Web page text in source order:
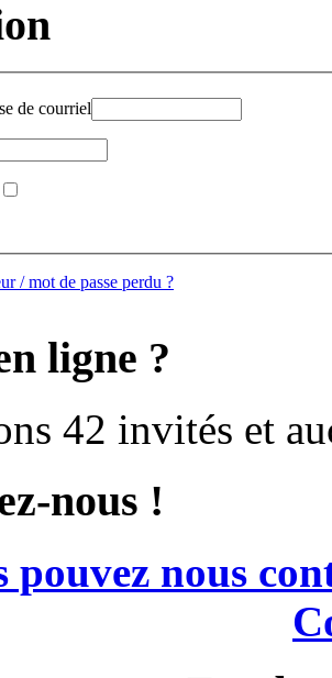
de courriel
/ mot de passe perdu ?
ligne ?
42 invités et
nous !
pouvez nous